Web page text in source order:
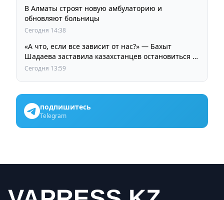
В Алматы строят новую амбулаторию и
обновляют больницы
Сегодня 14:38
«А что, если все зависит от нас?» — Бахыт
Шадаева заставила казахстанцев остановиться и
задуматься
Сегодня 13:59
подпишитесь
Telegram